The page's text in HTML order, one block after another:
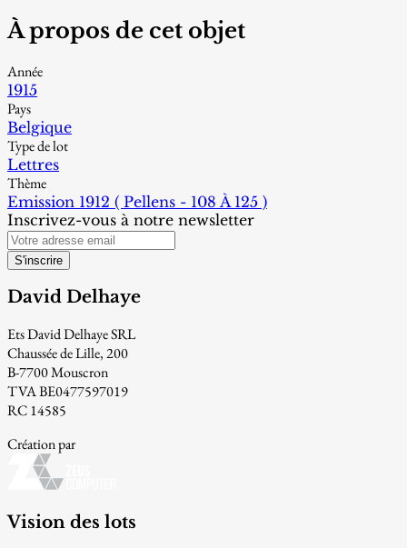
À propos de cet objet
Année
1915
Pays
Belgique
Type de lot
Lettres
Thème
Emission 1912 ( Pellens - 108 À 125 )
Inscrivez-vous à notre newsletter
S'inscrire
David Delhaye
Ets David Delhaye SRL
Chaussée de Lille, 200
B-7700 Mouscron
TVA BE0477597019
RC 14585
Création par
Vision des lots